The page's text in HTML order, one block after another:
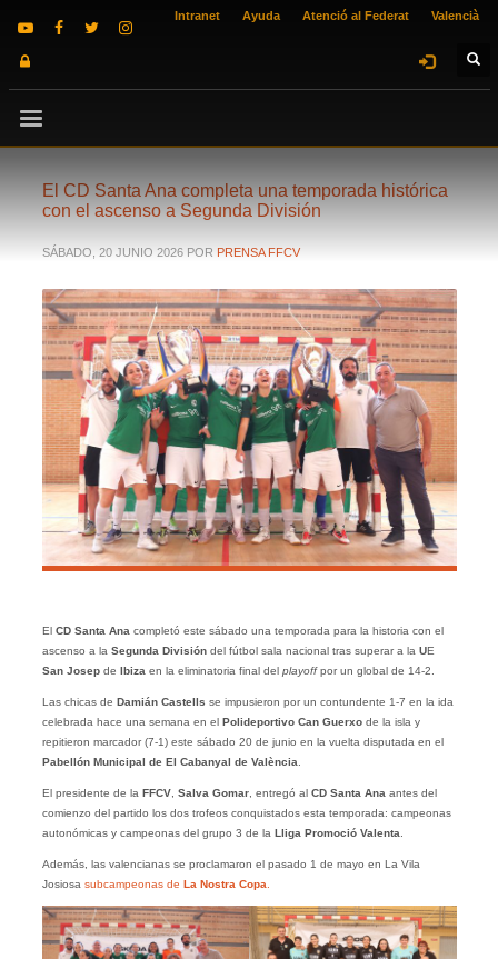
Intranet Ayuda Atenció al Federat Valencià
El CD Santa Ana completa una temporada histórica
con el ascenso a Segunda División
SÁBADO, 20 JUNIO 2026 POR PRENSA FFCV
El CD Santa Ana completó este sábado una temporada para la historia con el
ascenso a la Segunda Divisióndel fútbol sala nacional tras superar a la UE
San Josepde Ibiza en la eliminatoria final del playoffpor un global de 14-2.
Las chicas de Damián Castells se impusieron por un contundente 1-7 en la ida
celebrada hace una semana en el Polideportivo Can Guerxode la isla y
repitieron marcador (7-1) este sábado 20 de junio en la vuelta disputada en el
Pabellón Municipal de El Cabanyal de València
El presidente de la FFCV, Salva Gomar, entregó al CD Santa Ana antes del
comienzo del partido los dos trofeos conquistados esta temporada: campeonas
autonómicas y campeonas del grupo 3 de la Lliga Promoció Valenta
Además, las valencianas se proclamaron el pasado 1 de mayo en La Vila
Josiosa subcampeonas de La Nostra Copa